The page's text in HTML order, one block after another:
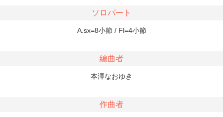
ソロパート
A.sx=8小節 / Fl=4小節
編曲者
本澤なおゆき
作曲者